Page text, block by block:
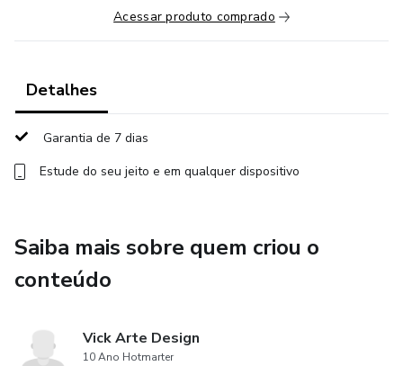
Acessar produto comprado
Detalhes
Garantia de 7 dias
Estude do seu jeito e em qualquer dispositivo
Saiba mais sobre quem criou o
conteúdo
Vick Arte Design
10 Ano Hotmarter